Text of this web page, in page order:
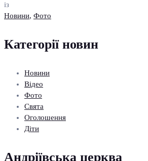
із
Новини, Фото
Категорії новин
Новини
Відео
Фото
Свята
Оголошення
Діти
Андріївська церква